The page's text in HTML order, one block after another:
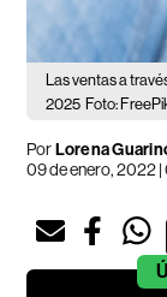
Las ventas a
2025 Foto:
PorLorena
09 de enero, 2022 |